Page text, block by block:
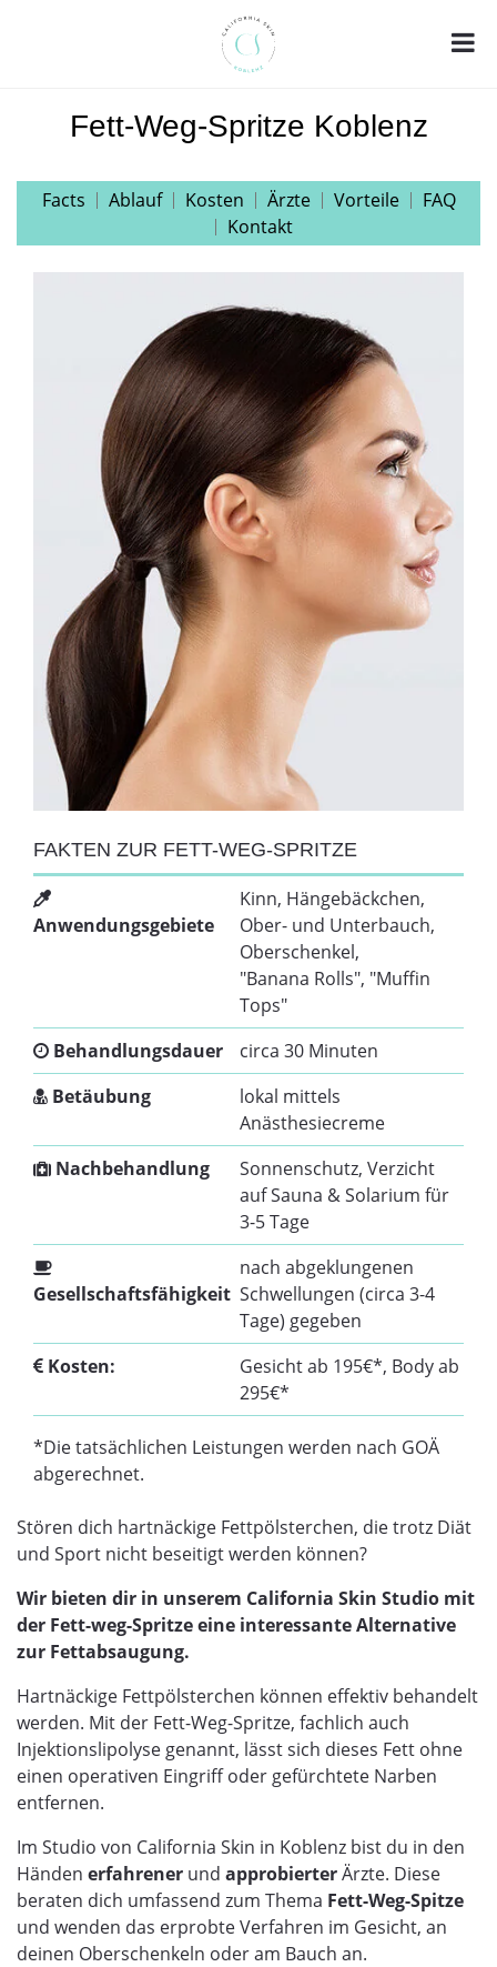
Fett-Weg-Spritze Koblenz
Facts Ablauf Kosten Ärzte Vorteile
FAQ
Kontakt
FAKTEN ZUR FETT-WEG-SPRITZE
Anwendungsgebiete
Kinn, Hängebäckchen,
Ober- und Unterbauch,
Oberschenkel,
"Banana Rolls", "Muffin
Tops"
Behandlungsdauer
circa 30 Minuten
Betäubung
lokal mittels
Anästhesiecreme
Nachbehandlung
Sonnenschutz, Verzicht
auf Sauna & Solarium für
3-5 Tage
Gesellschaftsfähigkeit
nach abgeklungenen
Schwellungen (circa 3-4
Tage) gegeben
Kosten:
Gesicht ab 195€*, Body ab
295€*
*Die tatsächlichen Leistungen werden nach GOÄ
abgerechnet.
Stören dich hartnäckige Fettpölsterchen, die trotz Diät
und Sport nicht beseitigt werden können?
Wir bieten dir in unserem California Skin Studio mit
der Fett-weg-Spritze eine interessante Alternative
zur Fettabsaugung.
Hartnäckige Fettpölsterchen können effektiv behandelt
werden. Mit der Fett-Weg-Spritze, fachlich auch
Injektionslipolyse genannt, lässt sich dieses Fett ohne
einen operativen Eingriff oder gefürchtete Narben
entfernen.
Im Studio von California Skin in Koblenz bist du in den
Händen erfahrener und approbierterÄrzte. Diese
beraten dich umfassend zum Thema Fett-Weg-Spitze
und wenden das erprobte Verfahren im Gesicht, an
deinen Oberschenkeln oder am Bauch an.